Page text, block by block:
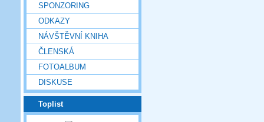
SPONZORING
ODKAZY
NÁVŠTĚVNÍ KNIHA
ČLENSKÁ
FOTOALBUM
DISKUSE
Toplist